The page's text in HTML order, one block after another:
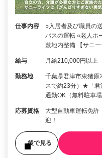
仕事内容
○入居者及び職員の
バスの運転 ○老人ホ
敷地内整備 【サニ
給与 月給210,000円以上
勤務地
千葉県君津市東猪
スで約23分）★「
通勤OK（無料駐車場
応募資格
大型自動車運転免
迎！
後で見る